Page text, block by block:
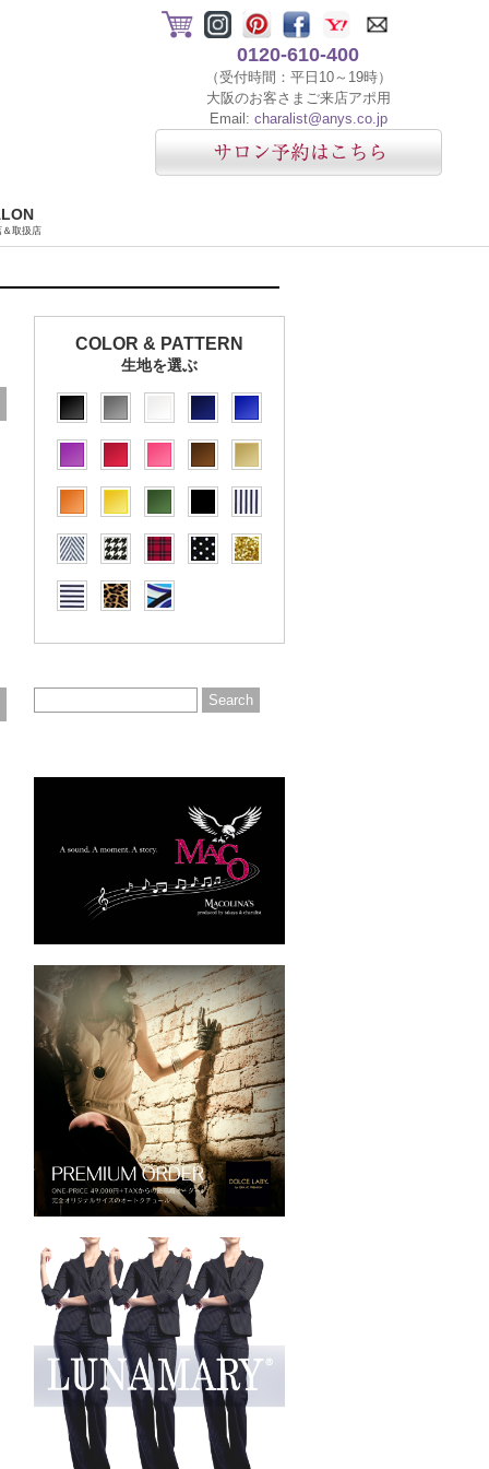
0120-610-400
（受付時間：平日10～19時）
大阪のお客さまご来店アポ用
Email: charalist@anys.co.jp
＆取扱店
COLOR & PATTERN
生地を選ぶ